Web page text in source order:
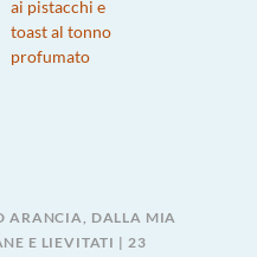
ai pistacchi e
toast al tonno
profumato
ARANCIA, DALLA MIA
E LIEVITATI
23